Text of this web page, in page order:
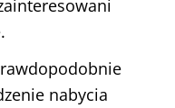
nabycia